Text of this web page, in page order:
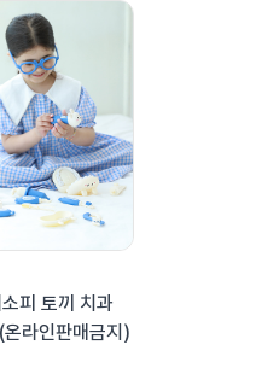
피 토끼 치과
라인판매금지)